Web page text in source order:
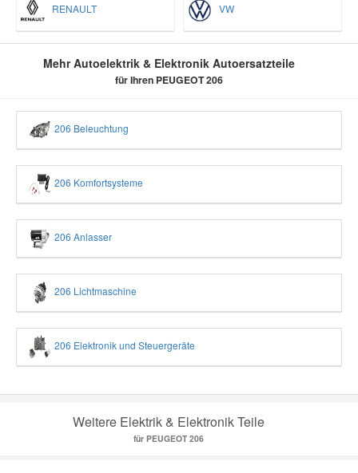
RENAULT VW
Mehr Autoelektrik & Elektronik Autoersatzteile
für Ihren PEUGEOT 206
206 Beleuchtung
206 Komfortsysteme
206 Anlasser
206 Lichtmaschine
206 Elektronik und Steuergeräte
Weitere Elektrik & Elektronik Teile
für PEUGEOT 206